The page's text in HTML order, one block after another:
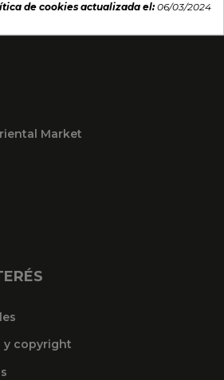
Market
y copyright
de cookies actualizada el:06/03/2024